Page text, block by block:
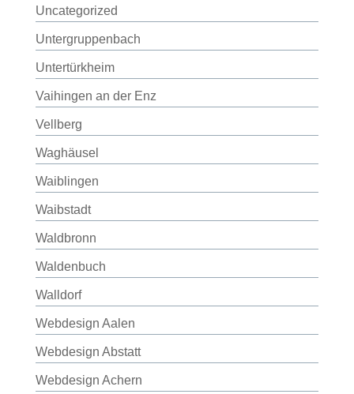
Uncategorized
Untergruppenbach
Untertürkheim
Vaihingen an der Enz
Vellberg
Waghäusel
Waiblingen
Waibstadt
Waldbronn
Waldenbuch
Walldorf
Webdesign Aalen
Webdesign Abstatt
Webdesign Achern